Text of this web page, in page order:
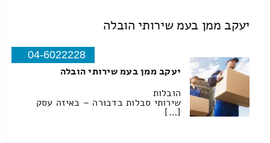
יעקב ממן בעמ שירותי הובלה
04-6022228
יעקב ממן בעמ שירותי הובלה
הובלות
שירותי סבלות בדבורה – באיזה עסק
[…]